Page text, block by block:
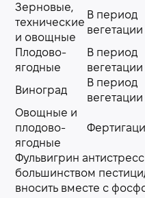
Зерновые,
технические
и овощные
В период
вегетации
Плодово-
ягодные
В период
вегетации
Виноград
В период
вегетации
Овощные и
плодово-
ягодные
Фульвигрин
большинством
вносить вместе с